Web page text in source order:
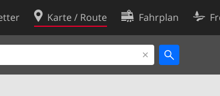
Karte / Route Fahrplan
Cookie-Richtlinie
Cookie-